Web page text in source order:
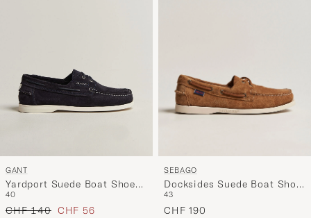
GANT
Yardport Suede Boat Shoe
Marine
40
Regulärer Preis
CHF 140 Reduzierter Preis
CHF 56
SEBAGO
Docksides Suede Boat Shoe
Brown Cognac
43
CHF 190